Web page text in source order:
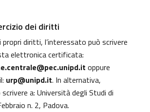
dei diritti
propri diritti, l’interessato può scrivere
elettronica certificata:
oppure
urp@unipd.it. In alternativa,
a: Università degli Studi di
n. 2, Padova.